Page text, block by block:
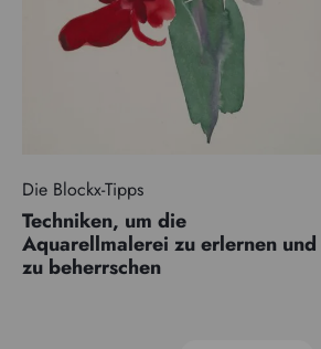
Die Blockx-Tipps
Techniken, um die
Aquarellmalerei zu erlernen und
zu beherrschen